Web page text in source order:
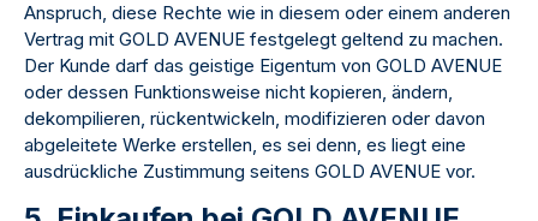
Anspruch, diese Rechte wie in diesem oder einem anderen
Vertrag mit GOLD AVENUE festgelegt geltend zu machen.
Der Kunde darf das geistige Eigentum von GOLD AVENUE
oder dessen Funktionsweise nicht kopieren, ändern,
dekompilieren, rückentwickeln, modifizieren oder davon
abgeleitete Werke erstellen, es sei denn, es liegt eine
ausdrückliche Zustimmung seitens GOLD AVENUE vor.